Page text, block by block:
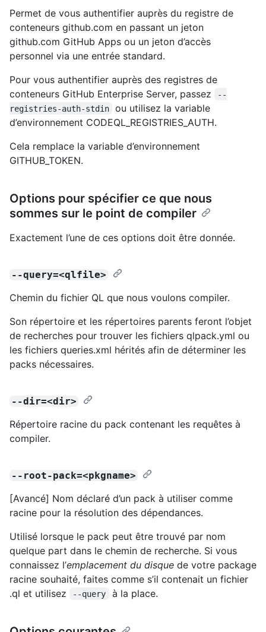
Permet de vous authentifier auprès du registre de
conteneurs github.com en passant un jeton
github.com GitHub Apps ou un jeton d’accès
personnel via une entrée standard.
Pour vous authentifier auprès des registres de
conteneurs GitHub Enterprise Server, passez
--
registries-auth-stdin
ou utilisez la variable
d’environnement CODEQL_REGISTRIES_AUTH.
Cela remplace la variable d’environnement
GITHUB_TOKEN.
Options pour spécifier ce que nous
sommes sur le point de compiler
Exactement l’une de ces options doit être donnée.
--query=<qlfile>
Chemin du fichier QL que nous voulons compiler.
Son répertoire et les répertoires parents feront l’objet
de recherches pour trouver les fichiers qlpack.yml ou
les fichiers queries.xml hérités afin de déterminer les
packs nécessaires.
--dir=<dir>
Répertoire racine du pack contenant les requêtes à
compiler.
--root-pack=<pkgname>
[Avancé] Nom déclaré d’un pack à utiliser comme
racine pour la résolution des dépendances.
Utilisé lorsque le pack peut être trouvé par nom
quelque part dans le chemin de recherche. Si vous
connaissez l’emplacement du disque de votre package
racine souhaité, faites comme s’il contenait un fichier
.ql et utilisez
--query à la place.